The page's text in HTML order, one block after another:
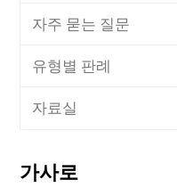
자주 묻는 질문
유형별 판례
자료실
가사로